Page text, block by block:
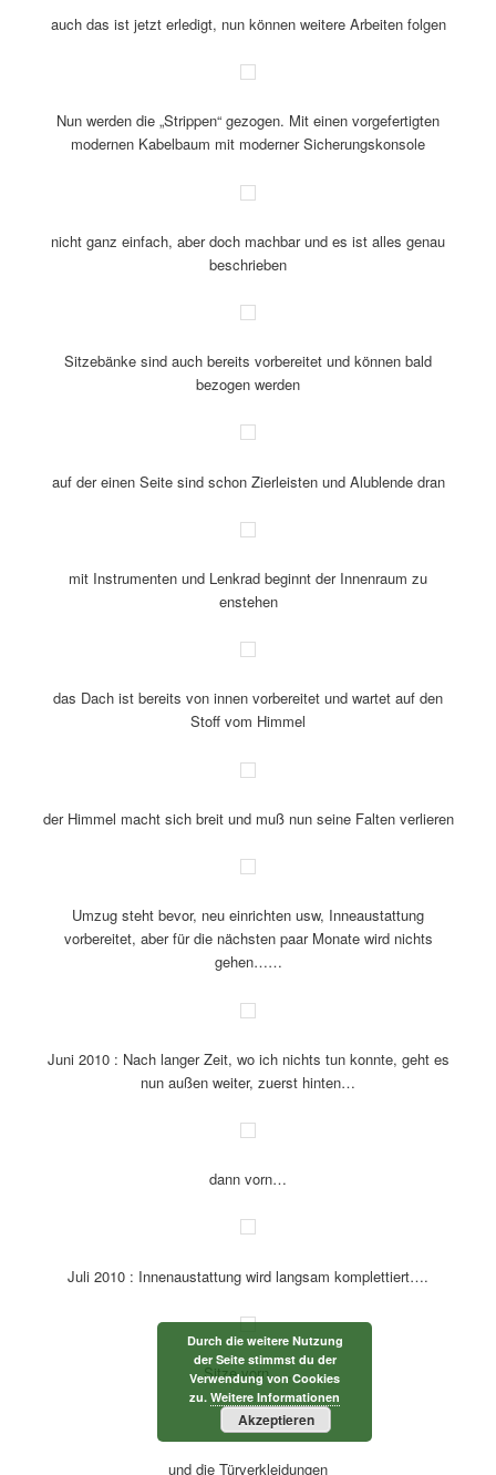
modernen Kabelbaum mit moderner Sicherungskonsole
beschrieben
Sitzebänke sind auch bereits vorbereitet und können bald
enstehen
das Dach ist bereits von innen vorbereitet und wartet auf den
der Himmel macht sich breit und muß nun seine Falten verlieren
Umzug steht bevor, neu einrichten usw, Inneaustattung
gehen……
Juni 2010 : Nach langer Zeit, wo ich nichts tun konnte, geht es
dann vorn…
Durch die weitere Nutzung
der Seite stimmst du der
Verwendung von Cookies
zu. Weitere Informationen
Akzeptieren